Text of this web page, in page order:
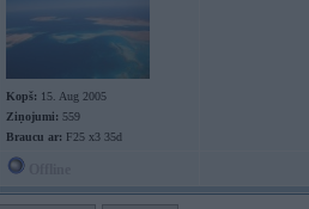
Kopš: 15. Aug 2005
Ziņojumi: 559
Braucu ar: F25 x3 35d